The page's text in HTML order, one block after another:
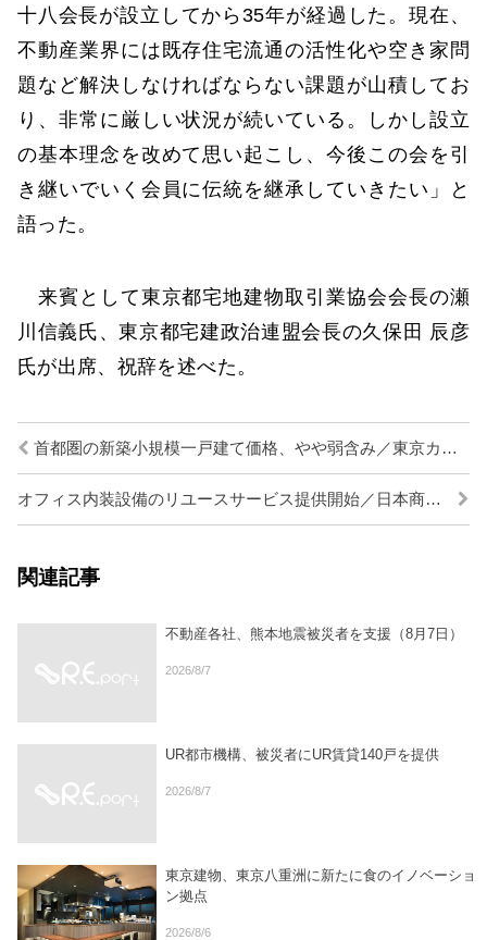
十八会長が設立してから35年が経過した。現在、
不動産業界には既存住宅流通の活性化や空き家問
題など解決しなければならない課題が山積してお
り、非常に厳しい状況が続いている。しかし設立
の基本理念を改めて思い起こし、今後この会を引
き継いでいく会員に伝統を継承していきたい」と
語った。
来賓として東京都宅地建物取引業協会会長の瀬
川信義氏、東京都宅建政治連盟会長の久保田 辰彦
氏が出席、祝辞を述べた。
首都圏の新築小規模一戸建て価格、やや弱含み／東京カンテイ調査
オフィス内装設備のリユースサービス提供開始／日本商業不動産保証
関連記事
不動産各社、熊本地震被災者を支援（8月7日）
2026/8/7
UR都市機構、被災者にUR賃貸140戸を提供
2026/8/7
東京建物、東京八重洲に新たに食のイノベーショ
ン拠点
2026/8/6